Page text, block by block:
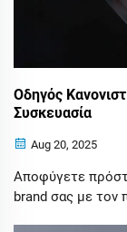
Οδηγός
Συσκευασία
Aug 20, 2025
Αποφύγετε
brand σας με τον